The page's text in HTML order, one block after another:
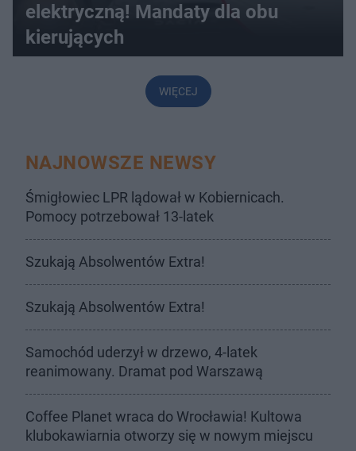
elektryczną! Mandaty dla obu
kierujących
WIĘCEJ
NAJNOWSZE NEWSY
Śmigłowiec LPR lądował w Kobiernicach.
Pomocy potrzebował 13-latek
Szukają Absolwentów Extra!
Szukają Absolwentów Extra!
Samochód uderzył w drzewo, 4-latek
reanimowany. Dramat pod Warszawą
Coffee Planet wraca do Wrocławia! Kultowa
klubokawiarnia otworzy się w nowym miejscu